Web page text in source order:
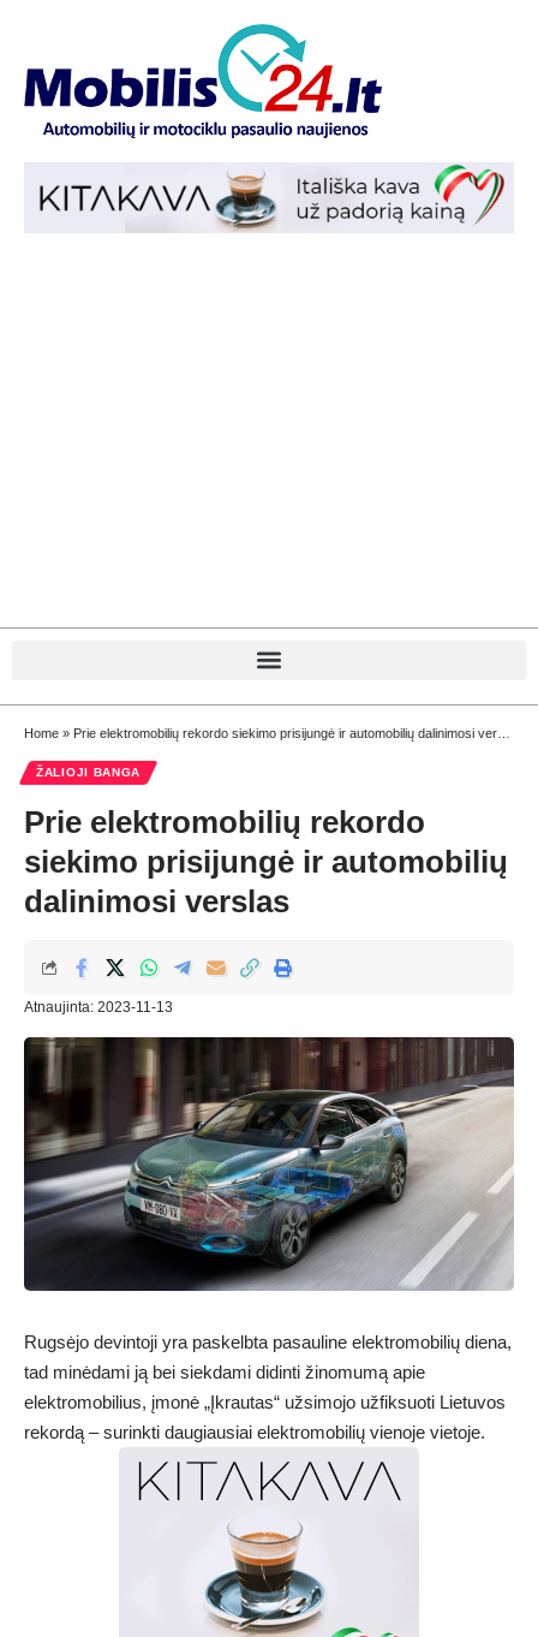
Home » Prie elektromobilių rekordo siekimo prisijungė ir automobilių dalinimosi verslas
ŽALIOJI BANGA
Prie elektromobilių rekordo
siekimo prisijungė ir automobilių
dalinimosi verslas
Atnaujinta: 2023-11-13
Rugsėjo devintoji yra paskelbta pasauline elektromobilių diena,
tad minėdami ją bei siekdami didinti žinomumą apie
elektromobilius, įmonė „Įkrautas“ užsimojo užfiksuoti Lietuvos
rekordą – surinkti daugiausiai elektromobilių vienoje vietoje.